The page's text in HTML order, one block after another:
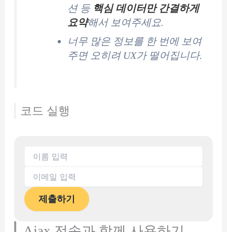
션 등 핵심 데이터만 간결하게
요약해서 보여주세요.
너무 많은 정보를 한 번에 보여
주면 오히려 UX가 떨어집니다.
코드 실행
제출하기